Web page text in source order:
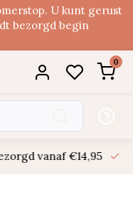
U kunt gerust
bezorgd begin
0
vanaf €14,95